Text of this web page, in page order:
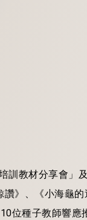
訓教材分享會」
》、《小海龜
位種子教師響應